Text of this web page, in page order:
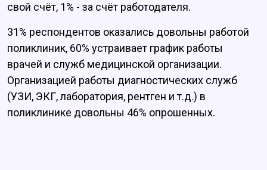
свой счёт, 1% - за счёт работодателя.
31% респондентов оказались довольны работой
поликлиник, 60% устраивает график работы
врачей и служб медицинской организации.
Организацией работы диагностических служб
(УЗИ, ЭКГ, лаборатория, рентген и т.д.) в
поликлинике довольны 46% опрошенных.